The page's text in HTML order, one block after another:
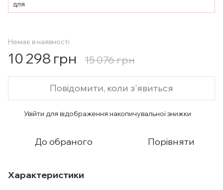
Немає в наявності
10 298 грн 15 076 грн
Повідомити, коли з'явиться
Увійти для відображення накопичувальної знижки
До обраного Порівняти
Характеристики